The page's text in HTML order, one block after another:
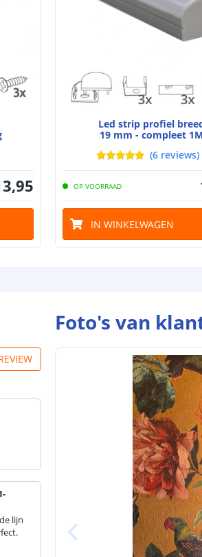
Bescherming
Materiaal
Dikte led strip
,95
Led strip profiel
19 mm - compleet 1M
(6 reviews)
OP VOORRAAD
IN WINKELWAGEN
lijn
Foto's van